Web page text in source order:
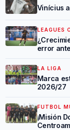
Vinícius
LEAGUES
error
LA LIGA
Marca
2026/27
FUTBOL
¡Misión